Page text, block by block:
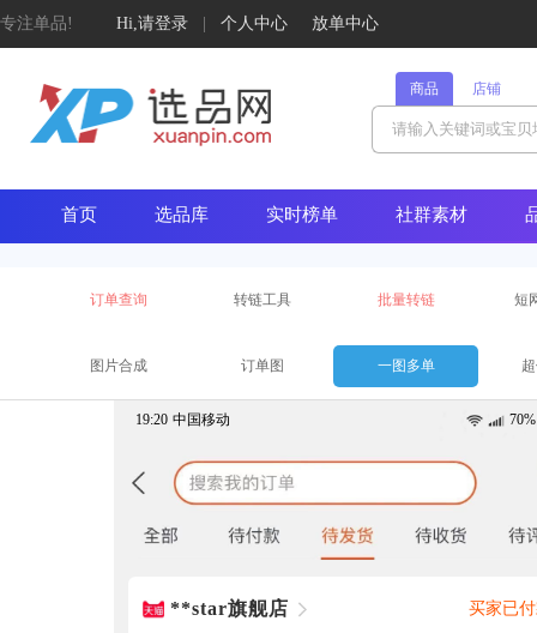
专注单品! Hi,请登录 个人中心 放单中心
商品 店铺
首页 选品库 实时榜单 社群素材
订单查询 转链工具 批量转链 短
图片合成 订单图 一图多单
19:20 中国移动 70%
**star旗舰店 买家已